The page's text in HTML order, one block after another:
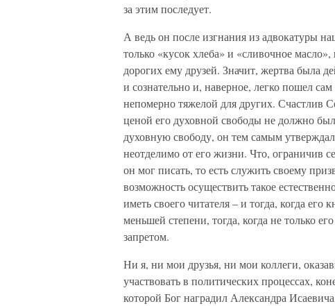
за этим последует.
А ведь он после изгнания из адвокатуры
только «кусок хлеба» и «сливочное
дорогих ему друзей. Значит, жертва была
и сознательно и, наверное, легко пошел
непомерно тяжелой для других. Счастлив
ценой его духовной свободы не должно
духовную свободу, он тем самым
неотделимо от его жизни. Что, ограничив
он мог писать, то есть служить своему
возможность осуществить такое
иметь своего читателя – и тогда, когда
меньшей степени, тогда, когда не только
запретом.
Ни я, ни мои друзья, ни мои коллеги,
участвовать в политических процессах,
которой Бог наградил Александра